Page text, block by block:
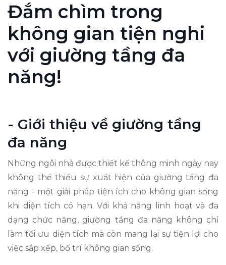
Đắm chìm trong
không gian tiện nghi
với giường tầng đa
năng!
- Giới thiệu về giường tầng
đa năng
Những ngôi nhà được thiết kế thông minh ngày nay
không thể thiếu sự xuất hiện của giường tầng đa
năng - một giải pháp tiện ích cho không gian sống
khi diện tích có hạn. Với khả năng linh hoạt và đa
dạng chức năng, giường tầng đa năng không chỉ
làm tối ưu diện tích mà còn mang lại sự tiện lợi cho
việc sắp xếp, bố trí không gian sống.